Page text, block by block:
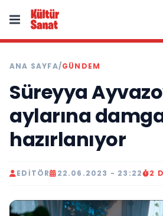
ANA SAYFA/GÜNDEM
Süreyya
aylarına
hazırlanıyor
EDITÖR 22.06.2023 - 23:22 2